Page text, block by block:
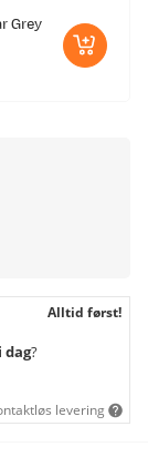
Grey
Alltid først!
dag?
levering